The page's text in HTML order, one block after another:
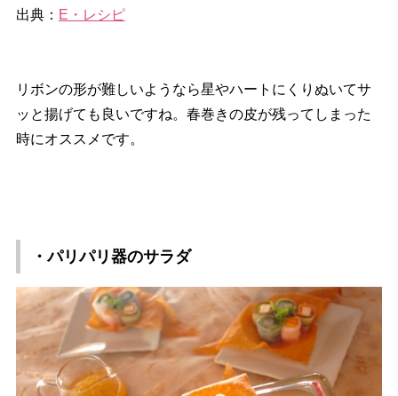
出典： E・レシピ
リボンの形が難しいようなら星やハートにくりぬいてサ
ッと揚げても良いですね。春巻きの皮が残ってしまった
時にオススメです。
・パリパリ器のサラダ